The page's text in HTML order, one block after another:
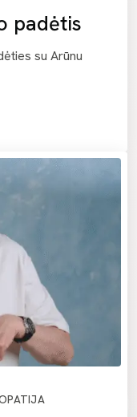
padėtis
su Arūnu